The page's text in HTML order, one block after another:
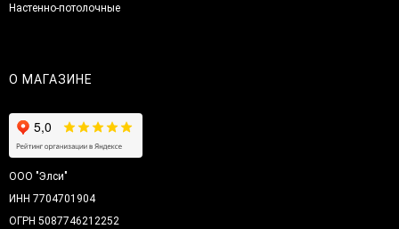
Настенно-потолочные
О МАГАЗИНЕ
ООО "Элси"
ИНН 7704701904
ОГРН 5087746212252